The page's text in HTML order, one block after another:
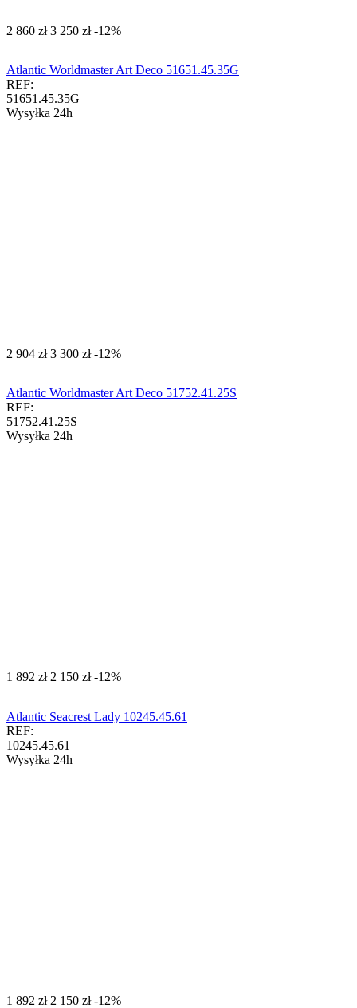
‍2 860‍ zł ‍3 250‍ zł -12%
Atlantic Worldmaster Art Deco 51651.45.35G
REF:
51651.45.35G
Wysyłka 24h
‍2 904‍ zł ‍3 300‍ zł -12%
Atlantic Worldmaster Art Deco 51752.41.25S
REF:
51752.41.25S
Wysyłka 24h
‍1 892‍ zł ‍2 150‍ zł -12%
Atlantic Seacrest Lady 10245.45.61
REF:
10245.45.61
Wysyłka 24h
‍1 892‍ zł ‍2 150‍ zł -12%